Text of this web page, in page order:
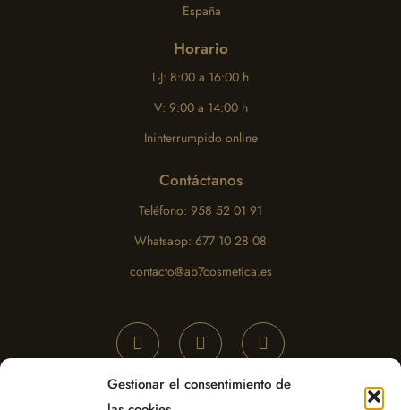
Gestionar el consentimiento de
España
Horario
L-J: 8:00 a 16:00 h
V: 9:00 a 14:00 h
Ininterrumpido online
Contáctanos
Teléfono: 958 52 01 91
Whatsapp: 677 10 28 08
contacto@ab7cosmetica.es